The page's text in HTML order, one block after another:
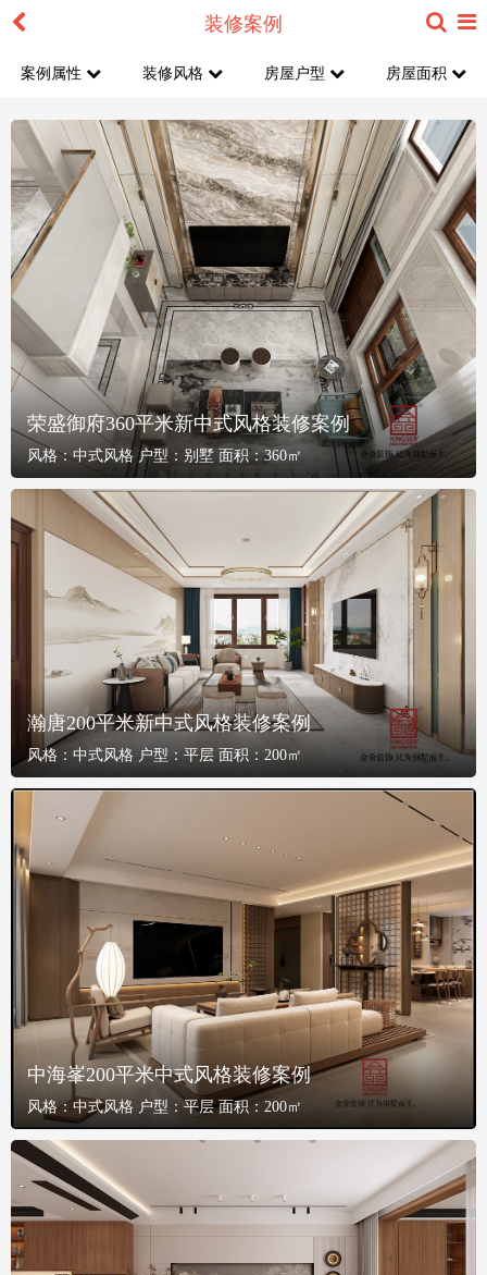
装修案例
案例属性 装修风格 房屋户型 房屋面积
荣盛御府360平米新中式风格装修案例
风格：中式风格 户型： 别墅 面积：360㎡
瀚唐200平米新中式风格装修案例
风格： 中式风格 户型： 平层 面积： 200㎡
中海峯200平米中式风格装修案例
风格： 中式风格 户型： 平层 面积： 200㎡